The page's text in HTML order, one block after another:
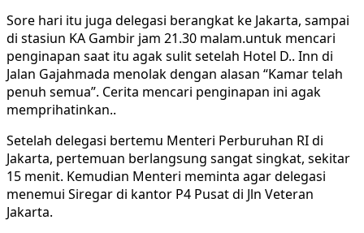
Sore hari itu juga delegasi berangkat ke Jakarta, sampai
di stasiun KA Gambir jam 21.30 malam.untuk mencari
penginapan saat itu agak sulit setelah Hotel D.. Inn di
Jalan Gajahmada menolak dengan alasan “Kamar telah
penuh semua”. Cerita mencari penginapan ini agak
memprihatinkan..
Setelah delegasi bertemu Menteri Perburuhan RI di
Jakarta, pertemuan berlangsung sangat singkat, sekitar
15 menit. Kemudian Menteri meminta agar delegasi
menemui Siregar di kantor P4 Pusat di Jln Veteran
Jakarta.